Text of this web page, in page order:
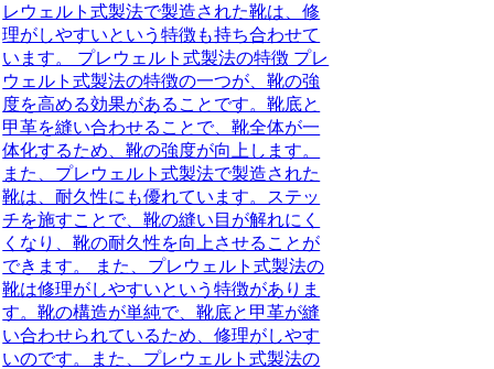
レウェルト式製法で製造された靴は、修
理がしやすいという特徴も持ち合わせて
います。 プレウェルト式製法の特徴 プレ
ウェルト式製法の特徴の一つが、靴の強
度を高める効果があることです。靴底と
甲革を縫い合わせることで、靴全体が一
体化するため、靴の強度が向上します。
また、プレウェルト式製法で製造された
靴は、耐久性にも優れています。ステッ
チを施すことで、靴の縫い目が解れにく
くなり、靴の耐久性を向上させることが
できます。 また、プレウェルト式製法の
靴は修理がしやすいという特徴がありま
す。靴の構造が単純で、靴底と甲革が縫
い合わせられているため、修理がしやす
いのです。また、プレウェルト式製法の